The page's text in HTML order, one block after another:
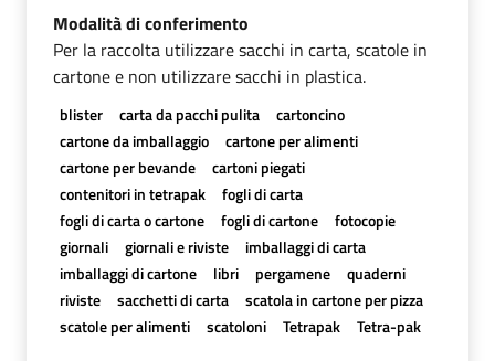
Modalità di conferimento
Per la raccolta utilizzare sacchi in carta, scatole in
cartone e non utilizzare sacchi in plastica.
blister carta da pacchi pulita
cartoncino
cartone da imballaggio
cartone per alimenti
cartone per bevande
cartoni piegati
contenitori in tetrapak
fogli di carta
fogli di carta o cartone
fogli di cartone
fotocopie
giornali
giornali e riviste
imballaggi di carta
imballaggi di cartone
libri pergamene
quaderni
riviste
sacchetti di carta
scatola in cartone per pizza
scatole per alimenti
scatoloni Tetrapak Tetra-pak